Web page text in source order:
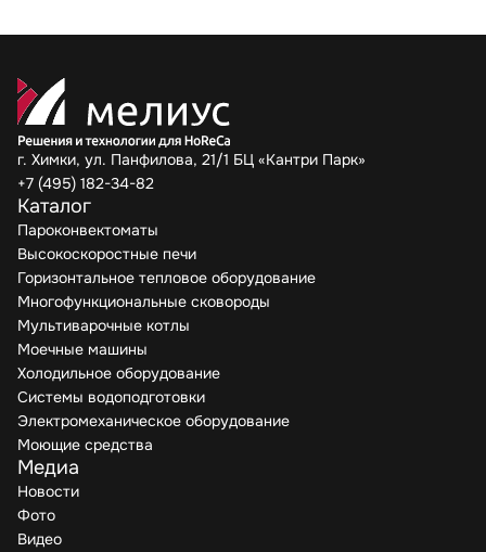
г. Химки, ул. Панфилова, 21/1 БЦ «Кантри Парк»
+7 (495) 182-34-82
Каталог
Пароконвектоматы
Высокоскоростные печи
Горизонтальное тепловое оборудование
Многофункциональные сковороды
Мультиварочные котлы
Моечные машины
Холодильное оборудование
Системы водоподготовки
Электромеханическое оборудование
Моющие средства
Медиа
Новости
Фото
Видео